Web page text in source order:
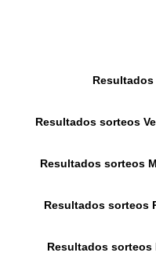
Resultados sorteos
Resultados sorteos
Resultados sorteos
Resultados sorteos